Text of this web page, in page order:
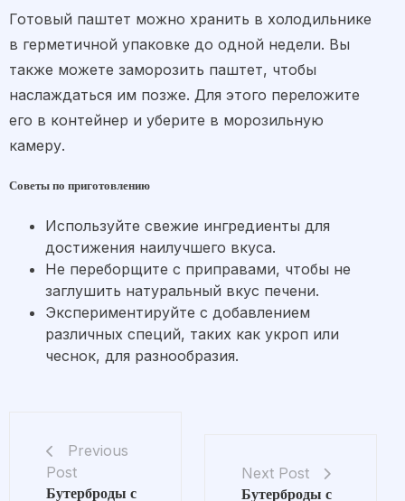
Готовый паштет можно хранить в холодильнике
в герметичной упаковке до одной недели. Вы
также можете заморозить паштет, чтобы
наслаждаться им позже. Для этого переложите
его в контейнер и уберите в морозильную
камеру.
Советы по приготовлению
Используйте свежие ингредиенты для
достижения наилучшего вкуса.
Не переборщите с приправами, чтобы не
заглушить натуральный вкус печени.
Экспериментируйте с добавлением
различных специй, таких как укроп или
чеснок, для разнообразия.
Previous
Post
Бутерброды с
Next Post
Бутерброды с